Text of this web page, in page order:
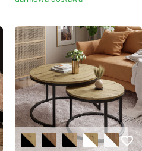
favorite_border